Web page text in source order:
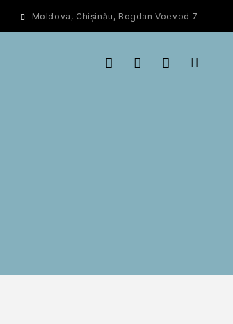
Moldova, Chișinău, Bogdan Voevod 7